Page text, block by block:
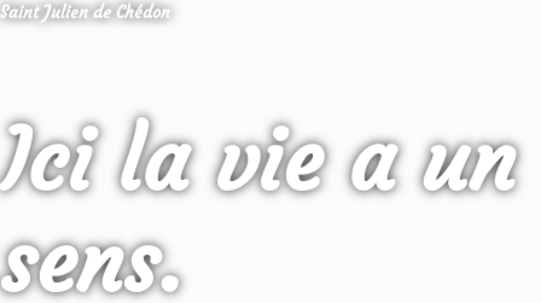
Saint Julien de Chédon
Ici la vie a un
sens.